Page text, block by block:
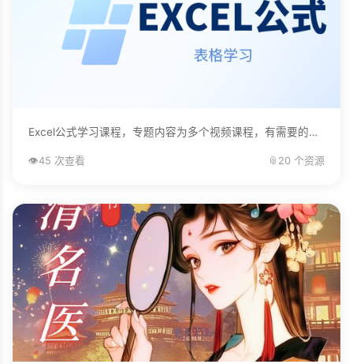
Excel公式学习课程，专题内容为多个视频课程，有需要的自己下载学习。...
👁️45 次查看 📎 20 个资源